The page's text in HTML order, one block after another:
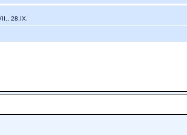
28.IX.